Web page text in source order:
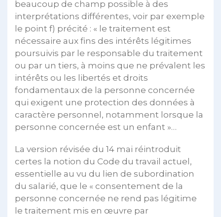
beaucoup de champ possible à des
interprétations différentes, voir par exemple
le point f) précité : « le traitement est
nécessaire aux fins des intérêts légitimes
poursuivis par le responsable du traitement
ou par un tiers, à moins que ne prévalent les
intérêts ou les libertés et droits
fondamentaux de la personne concernée
qui exigent une protection des données à
caractère personnel, notamment lorsque la
personne concernée est un enfant »…
La version révisée du 14 mai réintroduit
certes la notion du Code du travail actuel,
essentielle au vu du lien de subordination
du salarié, que le « consentement de la
personne concernée ne rend pas légitime
le traitement mis en œuvre par